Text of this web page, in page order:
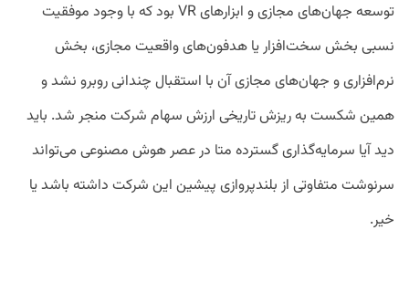
توسعه جهان‌های مجازی و ابزارهای VR بود که با وجود موفقیت
نسبی بخش سخت‌افزار یا هدفون‌های واقعیت مجازی، بخش
نرم‌افزاری و جهان‌های مجازی آن با استقبال چندانی روبرو نشد و
همین شکست به ریزش تاریخی ارزش سهام شرکت منجر شد. باید
دید آیا سرمایه‌گذاری گسترده متا در عصر هوش مصنوعی می‌تواند
سرنوشت متفاوتی از بلند‌پروازی پیشین این شرکت داشته باشد یا
خیر.